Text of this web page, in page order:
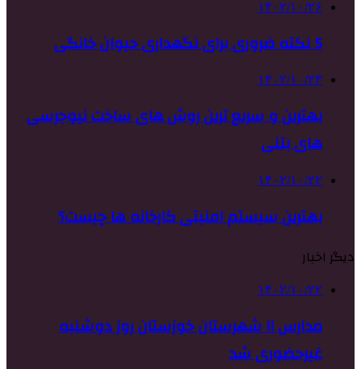
۱۴۰۲/۱۰/۲۶
5 نکته ضروری برای نگهداری حیوان خانگی
۱۴۰۲/۱۰/۲۳
بهترین و سریع ترین روش های ساخت نیوجرسی
های بتنی
۱۴۰۲/۱۰/۲۲
بهترین سیستم امنیتی کارخانه ها چیست؟
دیگر اخبار
۱۴۰۲/۱۰/۲۲
مدارس ۱۱ شهرستان خوزستان روز دوشنبه
غیرحضوری شد